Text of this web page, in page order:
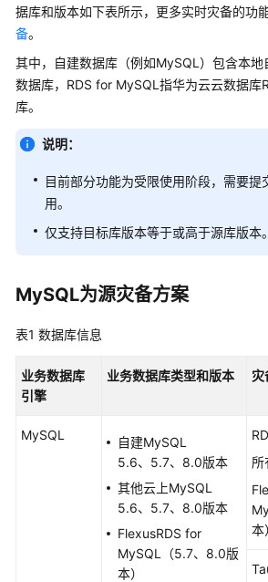
产
绍
解
数
复
制
服
什
是
据
服
据库和版本如下表所示，更多实时灾备的功
备。
其中，自建数据库（例如MySQL）包含本地
数据库，RDS for MySQL指华为云云数据库
库。
说明：
目前部分功能为受限使用阶段， 需要提
用。
仅支持目标库版本等于或高于源库版本。
MySQL为源灾备方案
表1 数据库信息
业务数据库
引擎
业务数据库类型和版本 灾
MySQL
自建MySQL
5.6、5.7、8.0版本
其他云上MySQL
5.6、5.7、8.0版本
FlexusRDS for
MySQL（5.7、8.0版
本）
所
本